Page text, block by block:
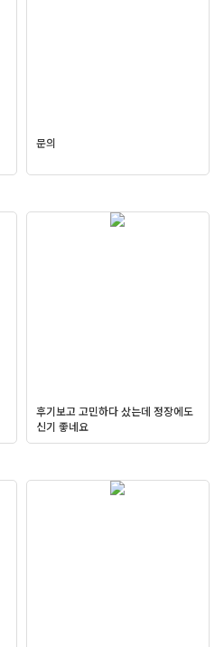
문의
후기보고 고민하다 샀는데 정장에도
신기 좋네요